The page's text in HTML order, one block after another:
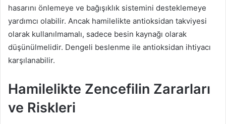
hasarını önlemeye ve bağışıklık sistemini desteklemeye
yardımcı olabilir. Ancak hamilelikte antioksidan takviyesi
olarak kullanılmamalı, sadece besin kaynağı olarak
düşünülmelidir. Dengeli beslenme ile antioksidan ihtiyacı
karşılanabilir.
Hamilelikte Zencefilin Zararları
ve Riskleri